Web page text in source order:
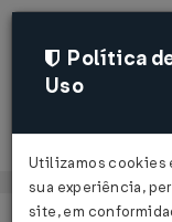
Política
Uso
Utilizamos cookies
sua experiência,
site, em